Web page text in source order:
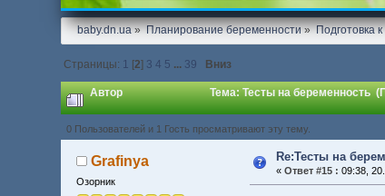
baby.dn.ua» Планирование беременности» Подготовка
Страницы: 1 [2] 3 4 5 ... 39 Вниз
Автор Тема: Тесты на беременность
0 Пользователей и 1 Гость просматривают эту тему.
Grafinya
Озорник
Re:Тесты на
« Ответ #15 : 09:38,